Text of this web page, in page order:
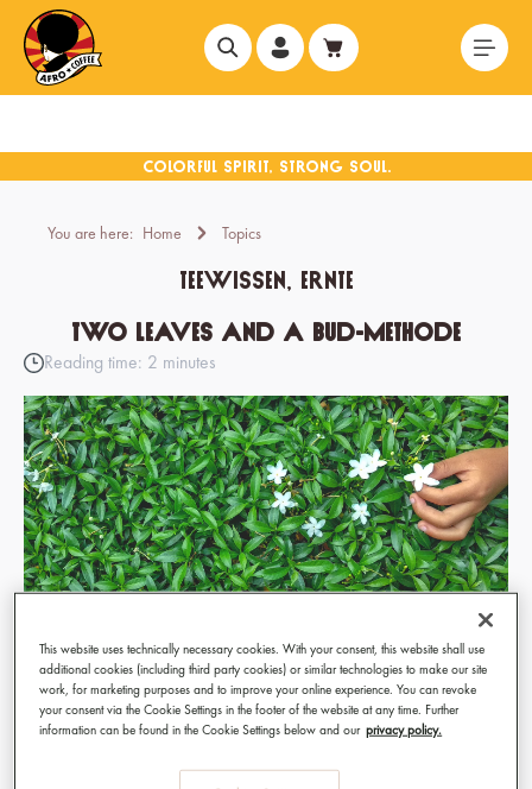
content
You are here: Home Topics
Teewissen, Ernte
Two leaves and a bud-Methode
Reading time: 2 minutes
This website uses technically necessary cookies. With your consent, this website shall use
additional cookies (including third party cookies) or similar technologies to make our site
work, for marketing purposes and to improve your online experience. You can revoke
your consent via the Cookie Settings in the footer of the website at any time. Further
information can be found in the Cookie Settings below and our privacy policy.